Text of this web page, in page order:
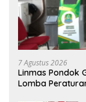
7 Agustus 2026
Linmas Pondok
Lomba